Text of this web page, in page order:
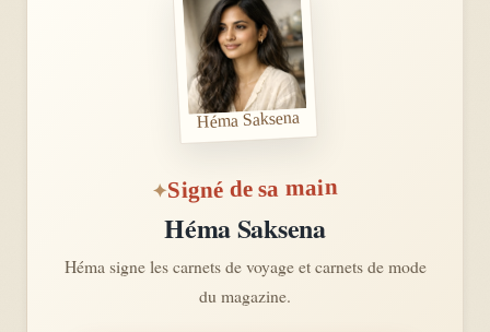
Héma Saksena
Signé de sa main
Héma Saksena
Héma signe les carnets de voyage et carnets de mode
du magazine.